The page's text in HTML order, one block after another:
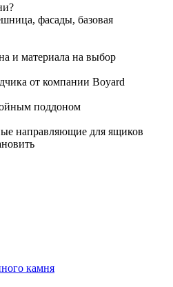
фасады, базовая
и материала на выбор
от компании Boyard
поддоном
направляющие для ящиков
камня